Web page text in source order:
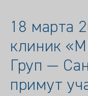
18 марта
клиник
Груп —
примут